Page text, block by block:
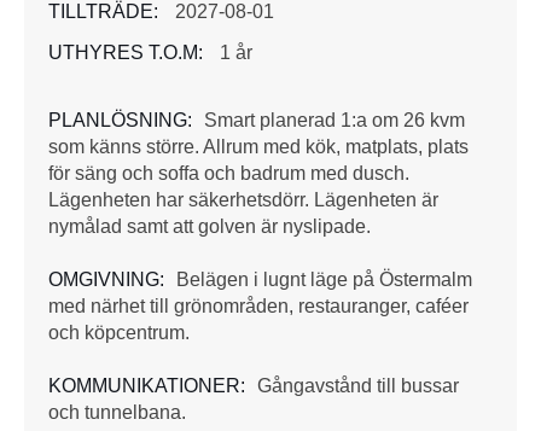
TILLTRÄDE:
2027-08-01
UTHYRES T.O.M:
1 år
PLANLÖSNING:
Smart planerad 1:a om 26 kvm
som känns större. Allrum med kök, matplats, plats
för säng och soffa och badrum med dusch.
Lägenheten har säkerhetsdörr. Lägenheten är
nymålad samt att golven är nyslipade.
OMGIVNING:
Belägen i lugnt läge på Östermalm
med närhet till grönområden, restauranger, caféer
och köpcentrum.
KOMMUNIKATIONER:
Gångavstånd till bussar
och tunnelbana.